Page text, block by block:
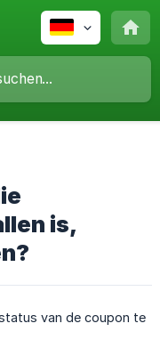
is,
van de coupon te